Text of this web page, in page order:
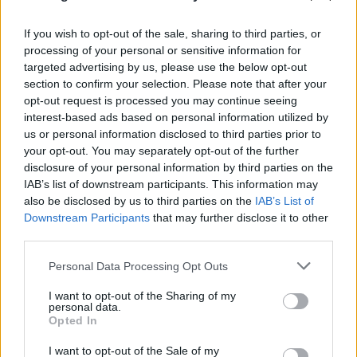
If you wish to opt-out of the sale, sharing to third parties, or
processing of your personal or sensitive information for
targeted advertising by us, please use the below opt-out
section to confirm your selection. Please note that after your
opt-out request is processed you may continue seeing
interest-based ads based on personal information utilized by
us or personal information disclosed to third parties prior to
your opt-out. You may separately opt-out of the further
disclosure of your personal information by third parties on the
IAB’s list of downstream participants. This information may
also be disclosed by us to third parties on the IAB’s List of
Downstream Participants that may further disclose it to other
Please note that this website/app uses one or more Google
not limited to your visit or usage behaviour. You may click to
grant or deny consent to Google and its third-party tags to
use your data for below specified purposes in below Google
consent section.
Personal Data Processing Opt Outs
I want to opt-out of the Sharing of my
personal data.
Opted In
I want to opt-out of the Sale of my
Τεχνητή Νοημοσύνη
08.08.2026 ΧΡΙΣΤΌΔΟΥΛΟΣ ΣΚΟΎΝΤΑΣ